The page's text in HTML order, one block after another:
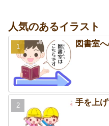
人気のあるイラスト
図書室
手を上